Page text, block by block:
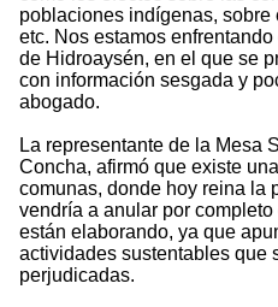
poblaciones indígenas, sobre
etc. Nos estamos
de Hidroaysén, en el que se
con información sesgada y
abogado.
La representante de la Mesa
Concha, afirmó que existe
comunas, donde hoy reina la
vendría a anular por
están elaborando, ya que
actividades sustentables que
perjudicadas.